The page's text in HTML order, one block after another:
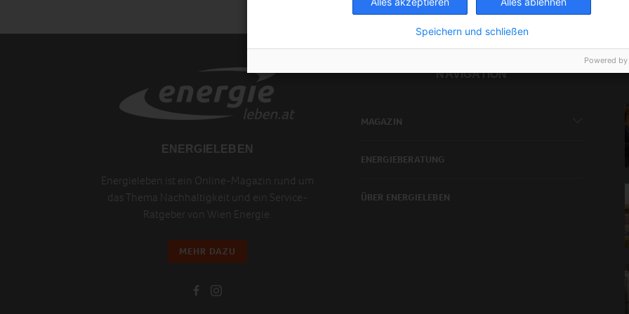
ENERGIELEBEN
Energieleben ist ein Online-Magazin rund um
das Thema Nachhaltigkeit und ein Service-
Ratgeber von Wien Energie.
MEHR DAZU
NAVIGATION
MAGAZIN
ENERGIEBERATUNG
ÜBER ENERGIELEBEN
Speichern und schließen
Powered by